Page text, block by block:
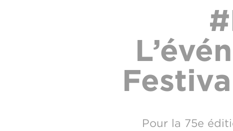
Pour la 75e